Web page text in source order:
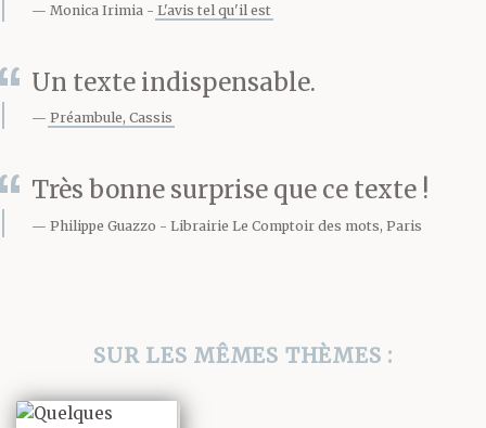
Monica Irimia L'avis tel qu'il est
Un texte indispensable.
Préambule, Cassis
Très bonne surprise que ce texte !
Philippe Guazzo Librairie Le Comptoir des mots, Paris
SUR LES MÊMES THÈMES :